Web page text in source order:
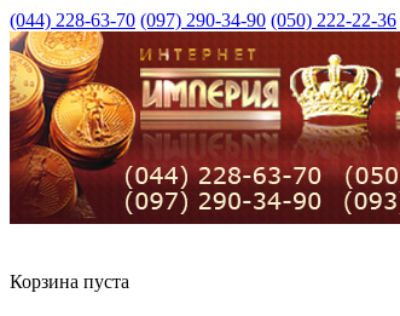
(044) 228-63-70 (097) 290-34-90 (050) 222-22-36
Корзина пуста